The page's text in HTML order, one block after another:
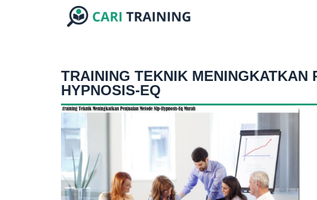
TRAINING TEKNIK MENINGKATKAN
HYPNOSIS-EQ